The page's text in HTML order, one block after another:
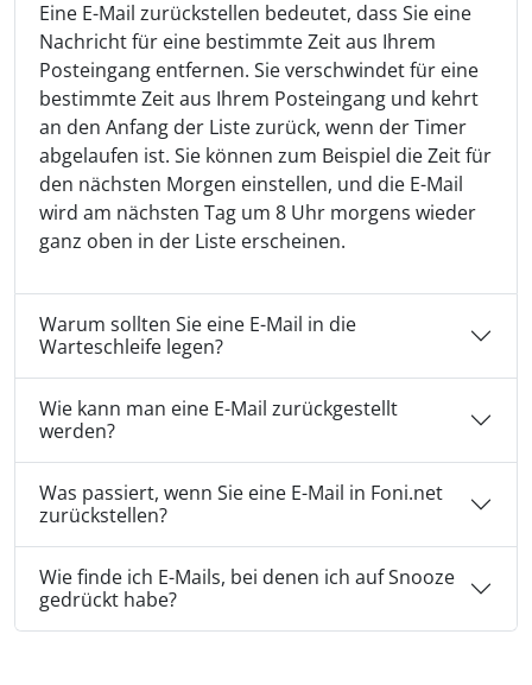
Eine E-Mail zurückstellen bedeutet, dass Sie eine
Nachricht für eine bestimmte Zeit aus Ihrem
Posteingang entfernen. Sie verschwindet für eine
bestimmte Zeit aus Ihrem Posteingang und kehrt
an den Anfang der Liste zurück, wenn der Timer
abgelaufen ist. Sie können zum Beispiel die Zeit für
den nächsten Morgen einstellen, und die E-Mail
wird am nächsten Tag um 8 Uhr morgens wieder
ganz oben in der Liste erscheinen.
Warum sollten Sie eine E-Mail in die
Warteschleife legen?
Wie kann man eine E-Mail zurückgestellt
werden?
Was passiert, wenn Sie eine E-Mail in Foni.net
zurückstellen?
Wie finde ich E-Mails, bei denen ich auf Snooze
gedrückt habe?